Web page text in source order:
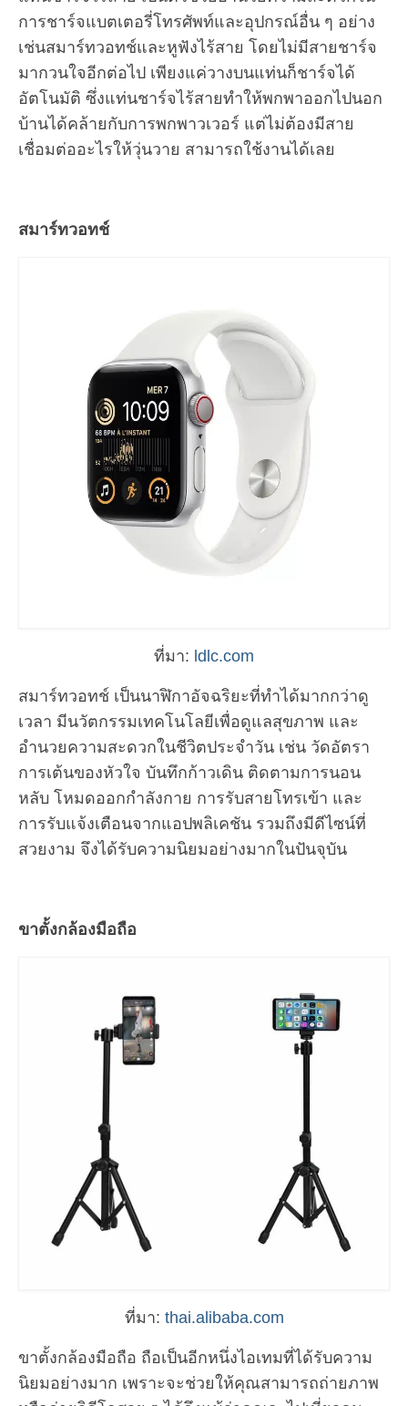
การชาร์จแบตเตอรี่โทรศัพท์และอุปกรณ์อื่น ๆ อย่าง
เช่นสมาร์ทวอทช์และหูฟังไร้สาย โดยไม่มีสายชาร์จ
มากวนใจอีกต่อไป เพียงแค่วางบนแท่นก็ชาร์จได้
อัตโนมัติ ซึ่งแท่นชาร์จไร้สายทำให้พกพาออกไปนอก
บ้านได้คล้ายกับการพกพาวเวอร์ แต่ไม่ต้องมีสาย
เชื่อมต่ออะไรให้วุ่นวาย สามารถใช้งานได้เลย
สมาร์ทวอทช์
ที่มา: ldlc.com
สมาร์ทวอทช์ เป็นนาฬิกาอัจฉริยะที่ทำได้มากกว่าดู
เวลา มีนวัตกรรมเทคโนโลยีเพื่อดูแลสุขภาพ และ
อำนวยความสะดวกในชีวิตประจำวัน เช่น วัดอัตรา
การเต้นของหัวใจ บันทึกก้าวเดิน ติดตามการนอน
หลับ โหมดออกกำลังกาย การรับสายโทรเข้า และ
การรับแจ้งเตือนจากแอปพลิเคชัน รวมถึงมีดีไซน์ที่
สวยงาม จึงได้รับความนิยมอย่างมากในปันจุบัน
ขาตั้งกล้องมือถือ
ที่มา: thai.alibaba.com
ขาตั้งกล้องมือถือ ถือเป็นอีกหนึ่งไอเทมที่ได้รับความ
นิยมอย่างมาก เพราะจะช่วยให้คุณสามารถถ่ายภาพ